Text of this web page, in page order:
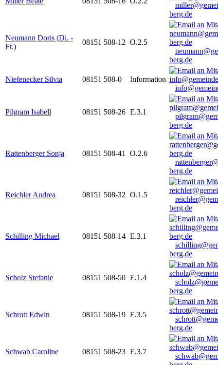
berg.de
Neumann Doris (Di. -
Fr.)
08151 508-12 O.2.5
berg.de
Niefenecker Silvia 08151 508-0
Information
Pilgram Isabell 08151 508-26 E.3.1
berg.de
Rattenberger Sonja 08151 508-41
O.2.6
berg.de
Reichler Andrea 08151 508-32 O.1.5
berg.de
Schilling Michael 08151 508-14 E.3.1
berg.de
Scholz Stefanie 08151 508-50 E.1.4
berg.de
Schrott Edwin 08151 508-19 E.3.5
berg.de
Schwab Caroline 08151 508-23 E.3.7